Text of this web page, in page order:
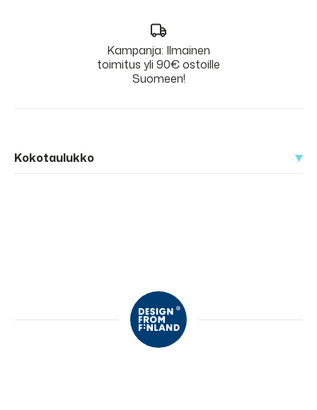
Kampanja: Ilmainen
toimitus yli 90€ ostoille
Suomeen!
Kokotaulukko